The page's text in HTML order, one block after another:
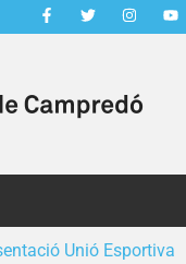
Unió Esportiva